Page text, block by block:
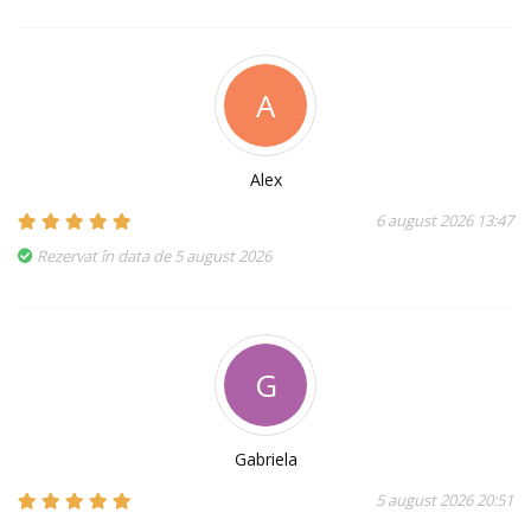
A
Alex
6 august 2026 13:47
Rezervat în data de 5 august 2026
G
Gabriela
5 august 2026 20:51